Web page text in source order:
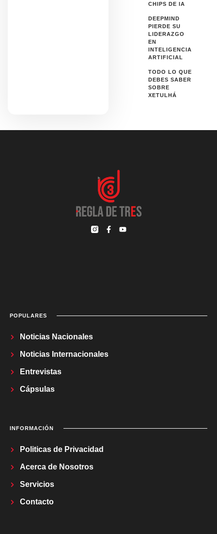
CHIPS DE IA
DEEPMIND
PIERDE SU
LIDERAZGO
EN
INTELIGENCIA
ARTIFICIAL
TODO LO QUE
DEBES SABER
SOBRE
XETULHÁ
POPULARES
Noticias Nacionales
Noticias Internacionales
Entrevistas
Cápsulas
INFORMACIÓN
Politicas de Privacidad
Acerca de Nosotros
Servicios
Contacto